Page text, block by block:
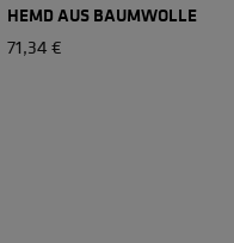
HEMD AUS BAUMWOLLE
71,34 €